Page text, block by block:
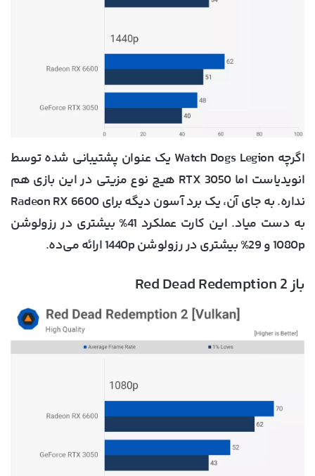
اگرچه Watch Dogs Legion یک عنوان پشتیبانی شده توسط
انویدیاست اما RTX 3050 هیچ نوع مزیتی در این بازی هم
نداره. به جای آن، یک برد آسون دیگه برای Radeon RX 6600
به دست میاد. این کارت عملکرد 41% بیشتری در رزولوشن
1080p و 29% بیشتری در رزولوشن 1440p ارائه می‌ده.
باز Red Dead Redemption 2